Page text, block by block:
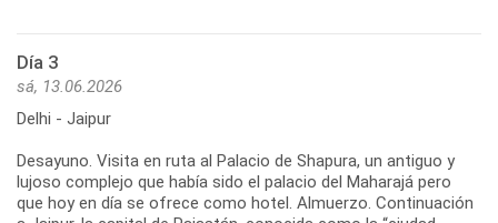
Día 3
sá, 13.06.2026
Delhi - Jaipur
Desayuno. Visita en ruta al Palacio de Shapura, un antiguo y
lujoso complejo que había sido el palacio del Maharajá pero
que hoy en día se ofrece como hotel. Almuerzo. Continuación